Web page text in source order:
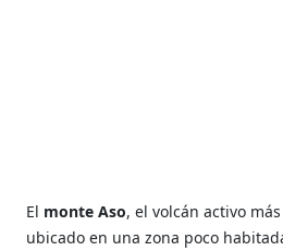
El monte Aso, el volcán activo
ubicado en una zona poco